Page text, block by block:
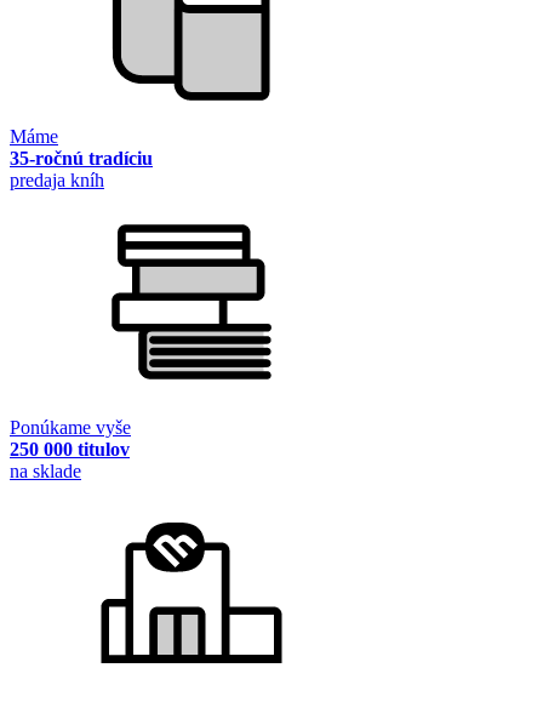
Máme
35-ročnú tradíciu
predaja kníh
Ponúkame vyše
250 000 titulov
na sklade